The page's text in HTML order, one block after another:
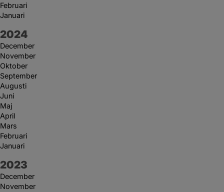
Februari
Januari
År:
2024
December
November
Oktober
September
Augusti
Juni
Maj
April
Mars
Februari
Januari
År:
2023
December
November